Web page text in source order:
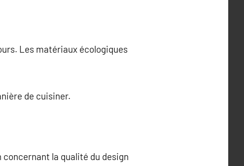
Les matériaux écologiques
de cuisiner.
la qualité du design